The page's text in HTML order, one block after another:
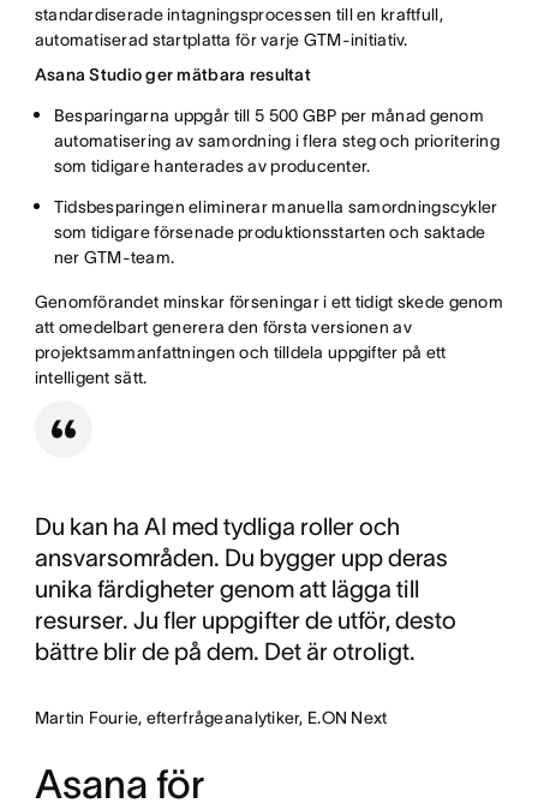
standardiserade intagningsprocessen till en kraftfull,
automatiserad startplatta för varje GTM-initiativ.
Asana Studio ger mätbara resultat
Besparingarna uppgår till 5 500 GBP per månad genom
automatisering av samordning i flera steg och prioritering
som tidigare hanterades av producenter.
Tidsbesparingen eliminerar manuella samordningscykler
som tidigare försenade produktionsstarten och saktade
ner GTM-team.
Genomförandet minskar förseningar i ett tidigt skede genom
att omedelbart generera den första versionen av
projektsammanfattningen och tilldela uppgifter på ett
intelligent sätt.
Du kan ha AI med tydliga roller och
ansvarsområden. Du bygger upp deras
unika färdigheter genom att lägga till
resurser. Ju fler uppgifter de utför, desto
bättre blir de på dem. Det är otroligt.
Martin Fourie, efterfrågeanalytiker, E.ON Next
Asana för